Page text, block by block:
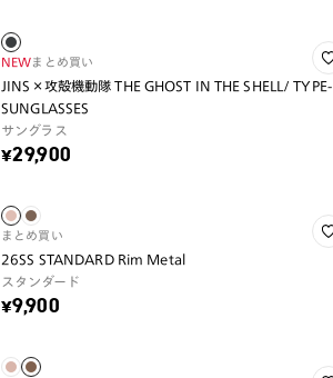
NEWまとめ買い
JINS×攻殻機動隊 THE GHOST IN THE SHELL/ TYPE-
SUNGLASSES
サングラス
¥29,900
まとめ買い
26SS STANDARD Rim Metal
スタンダード
¥9,900